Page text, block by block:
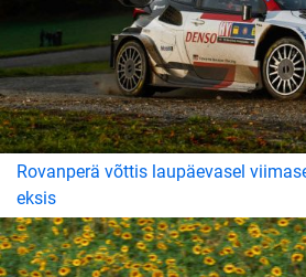
Rovanperä võttis laupäevasel
eksis